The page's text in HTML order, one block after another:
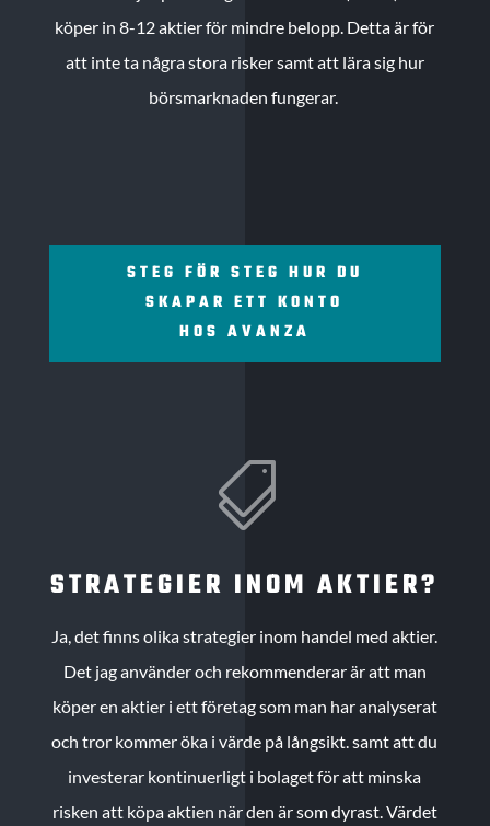
köper in 8-12 aktier för mindre belopp. Detta är för
att inte ta några stora risker samt att lära sig hur
börsmarknaden fungerar.
STEG FÖR STEG HUR DU
SKAPAR ETT KONTO
HOS AVANZA

STRATEGIER INOM AKTIER?
Ja, det finns olika strategier inom handel med aktier.
Det jag använder och rekommenderar är att man
köper en aktier i ett företag som man har analyserat
och tror kommer öka i värde på långsikt. samt att du
investerar kontinuerligt i bolaget för att minska
risken att köpa aktien när den är som dyrast. Värdet